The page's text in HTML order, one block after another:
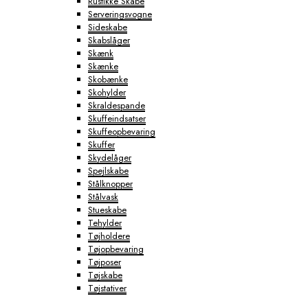
Serveringsvogne
Sideskabe
Skabslåger
Skænk
Skænke
Skobænke
Skohylder
Skraldespande
Skuffeindsatser
Skuffeopbevaring
Skuffer
Skydelåger
Spejlskabe
Stålknopper
Stålvask
Stueskabe
Tehylder
Tøjholdere
Tøjopbevaring
Tøjposer
Tøjskabe
Tøjstativer